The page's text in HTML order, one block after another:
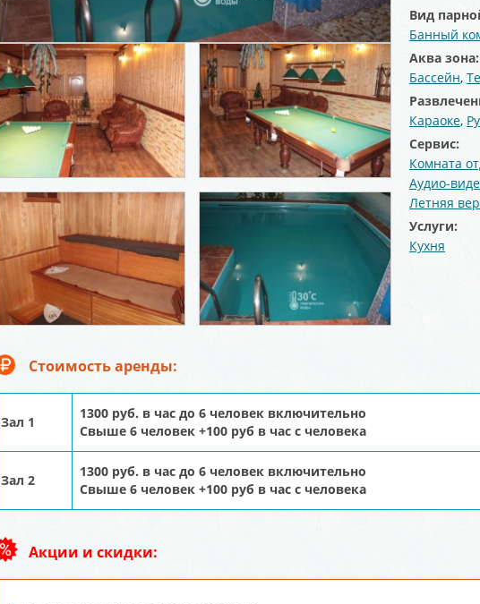
Вид
Банный
Аква
Бассейн,
Караоке,
Сервис:
Комната
Аудио-
Летняя
Услуги:
Кухня
Стоимость аренды:
Зал 1
1300 руб. в час до 6 человек включительно
Свыше 6 человек +100 руб в час с человека
Зал 2
1300 руб. в час до 6 человек включительно
Свыше 6 человек +100 руб в час с человека
Акции и скидки: